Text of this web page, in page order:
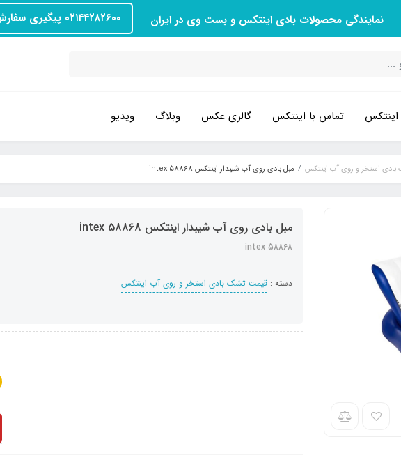
نمایندگی محصولات بادی اینتکس و بست وی در ایران ۰۲۱۴۴۲۸۲۶۰۰ پیگیری سفارش
تماس با اینتکس گالری عکس وبلاگ ویدیو
استخر و روی آب اینتکس مبل بادی روی آب شیبدار اینتکس intex 58868
مبل بادی روی آب شیبدار اینتکس intex 58868
intex 58868
دسته : قیمت تشک بادی استخر و روی آب اینتکس